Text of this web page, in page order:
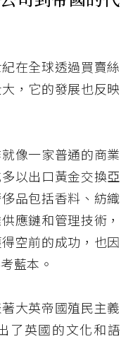
在全球透過買賣絲
，它的發展也反映
像一家普通的商業
以出口黃金交換亞
品包括香料、紡織
應鏈和管理技術，
空前的成功，也因
藍本。
大英帝國殖民主義
了英國的文化和語